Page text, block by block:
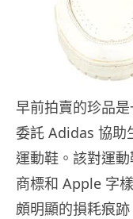
早前拍賣的珍品
委託 Adidas 協助
運動鞋。該對運
商標和 Apple 字
頗明顯的損耗痕